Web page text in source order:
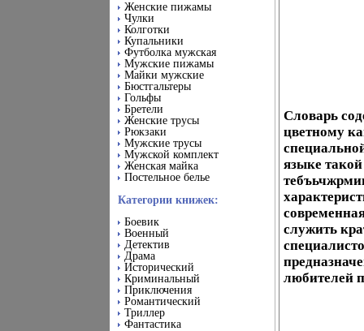
Женские пижамы
Чулки
Колготки
Купальники
Футболка мужская
Мужские пижамы
Майки мужские
Бюстгальтеры
Гольфы
Бретели
Женские трусы
Рюкзаки
Мужские трусы
Мужской комплект
Женская майка
Постельное белье
Категории книжек:
Боевик
Военный
Детектив
Драма
Исторический
Криминальный
Приключения
Романтический
Триллер
Фантастика
Словарь
цветному
языке
служить
любителей